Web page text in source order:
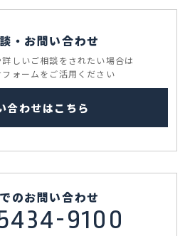
・お問い合わせ
詳しいご相談をされたい場合は
ォームを ご活用ください
合わせはこちら
のお問い合わせ
9100